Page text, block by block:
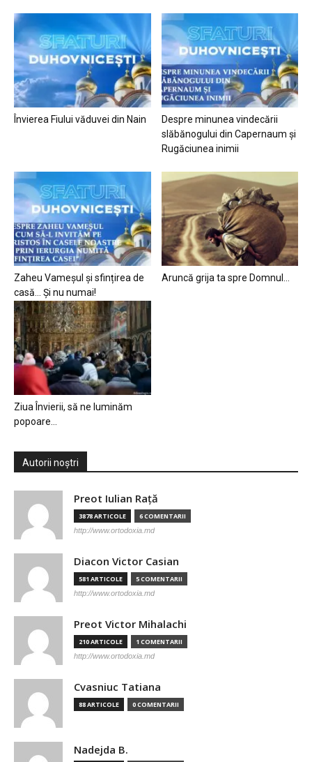
Învierea Fiului văduvei din Nain
Despre minunea vindecării
slăbănogului din Capernaum și
Rugăciunea inimii
Zaheu Vameșul și sfințirea de
casă… Și nu numai!
Aruncă grija ta spre Domnul…
Ziua Învierii, să ne luminăm
popoare…
Autorii noștri
Preot Iulian Raţă
3878 ARTICOLE 6 COMENTARII
http://www.ortodoxia.md
Diacon Victor Casian
581 ARTICOLE 5 COMENTARII
http://www.ortodoxia.md
Preot Victor Mihalachi
210 ARTICOLE 1 COMENTARII
http://www.ortodoxia.md
Cvasniuc Tatiana
88 ARTICOLE 0 COMENTARII
Nadejda B.